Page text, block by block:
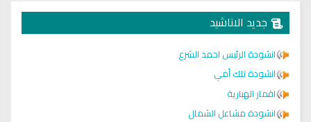
جديد الاناشيد
انشودة الرئيس احمد الشرع
انشودة تلك أمي
اقمار الهبارية
انشودة مشاعل الشمال